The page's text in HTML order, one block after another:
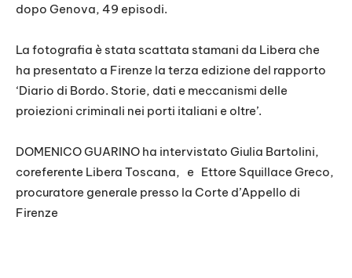
dopo Genova, 49 episodi.
La fotografia è stata scattata stamani da Libera che
ha presentato a Firenze la terza edizione del rapporto
‘Diario di Bordo. Storie, dati e meccanismi delle
proiezioni criminali nei porti italiani e oltre’.
DOMENICO GUARINO ha intervistato Giulia Bartolini,
coreferente Libera Toscana,
e Ettore Squillace Greco,
procuratore generale presso la Corte d’Appello di
Firenze